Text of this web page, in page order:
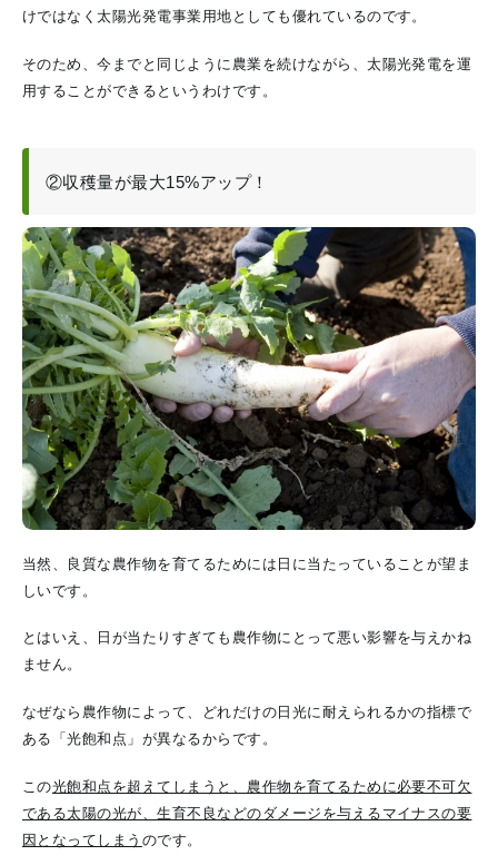
けではなく太陽光発電事業用地としても優れているのです。
そのため、今までと同じように農業を続けながら、太陽光発電を運
用することができるというわけです。
②収穫量が最大15%アップ！
当然、良質な農作物を育てるためには日に当たっていることが望ま
しいです。
とはいえ、日が当たりすぎても農作物にとって悪い影響を与えかね
ません。
なぜなら農作物によって、どれだけの日光に耐えられるかの指標で
ある「光飽和点」が異なるからです。
この光飽和点を超えてしまうと、農作物を育てるために必要不可欠
である太陽の光が、生育不良などのダメージを与えるマイナスの要
因となってしまう のです。